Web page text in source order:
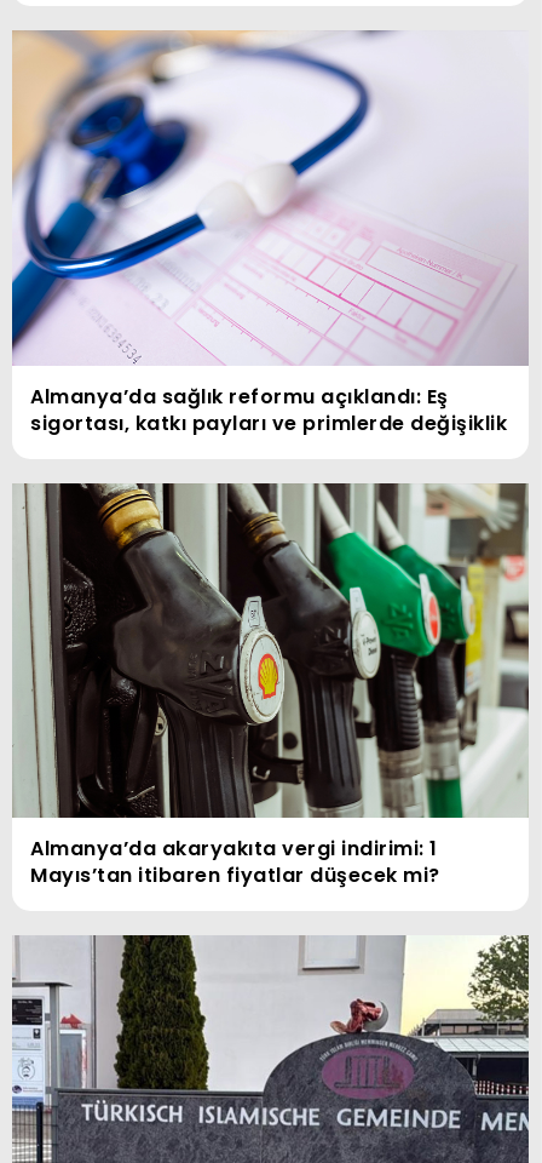
Almanya’da sağlık reformu açıklandı: Eş
sigortası, katkı payları ve primlerde değişiklik
Almanya’da akaryakıta vergi indirimi: 1
Mayıs’tan itibaren fiyatlar düşecek mi?